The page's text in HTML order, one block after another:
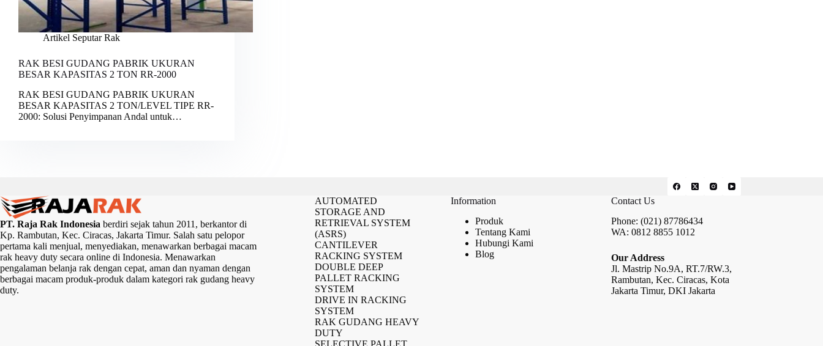
Artikel Seputar Rak
RAK BESI GUDANG PABRIK UKURAN
BESAR KAPASITAS 2 TON RR-2000
RAK BESI GUDANG PABRIK UKURAN
BESAR KAPASITAS 2 TON/LEVEL TIPE RR-
2000: Solusi Penyimpanan Andal untuk…
PT. Raja Rak Indonesia berdiri sejak tahun 2011, berkantor di
Kp. Rambutan, Kec. Ciracas, Jakarta Timur. Salah satu pelopor
pertama kali menjual, menyediakan, menawarkan berbagai macam
rak heavy duty secara online di Indonesia. Menawarkan
pengalaman belanja rak dengan cepat, aman dan nyaman dengan
berbagai macam produk-produk dalam kategori rak gudang heavy
duty.
AUTOMATED
STORAGE AND
RETRIEVAL SYSTEM
(ASRS)
CANTILEVER
RACKING SYSTEM
DOUBLE DEEP
PALLET RACKING
SYSTEM
DRIVE IN RACKING
SYSTEM
RAK GUDANG HEAVY
DUTY
SELECTIVE PALLET
Information
Produk
Tentang Kami
Hubungi Kami
Blog
Contact Us
Phone: (021) 87786434
WA: 0812 8855 1012
Our Address
Jl. Mastrip No.9A, RT.7/RW.3,
Rambutan, Kec. Ciracas, Kota
Jakarta Timur, DKI Jakarta